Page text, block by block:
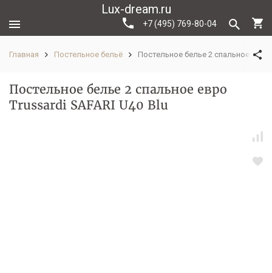
Lux-dream.ru
+7 (495) 769-80-04
Главная Постельное бельё Постельное белье 2 спальное евро
Постельное белье 2 спальное евро
Trussardi SAFARI U40 Blu